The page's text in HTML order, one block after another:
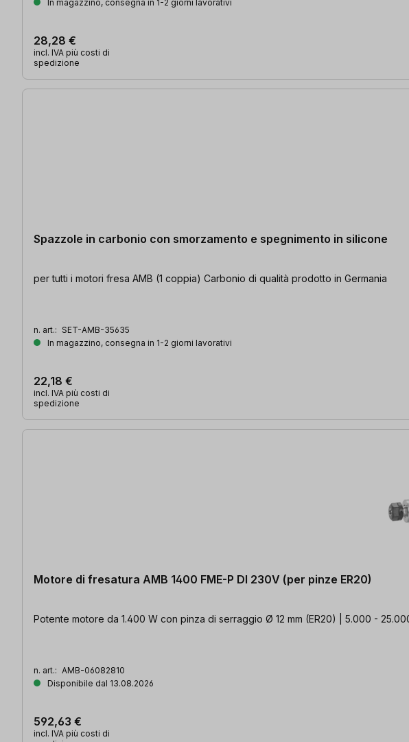
In magazzino, consegna in 1-2 giorni lavorativi
28,28 €
incl. IVA più costi di
spedizione
Spazzole in carbonio con smorzamento e spegnimento in silicone
per tutti i motori fresa AMB (1 coppia) Carbonio di qualità prodotto in Germania
n. art.: SET-AMB-35635
In magazzino, consegna in 1-2 giorni lavorativi
22,18 €
incl. IVA più costi di
spedizione
Motore di fresatura AMB 1400 FME-P DI 230V (per pinze ER20)
Potente motore da 1.400 W con pinza di serraggio Ø 12 mm (ER20) | 5.000 -
n. art.: AMB-06082810
Disponibile dal 13.08.2026
592,63 €
incl. IVA più costi di